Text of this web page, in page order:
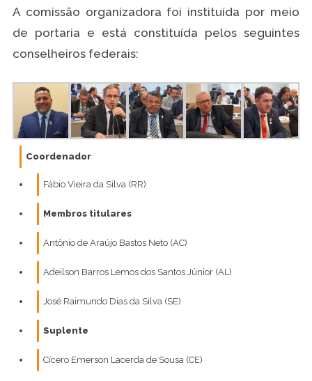
A comissão organizadora foi instituída por meio
de portaria e está constituída pelos seguintes
conselheiros federais:
Coordenador
Fábio Vieira da Silva (RR)
Membros titulares
Antônio de Araújo Bastos Neto (AC)
Adeilson Barros Lemos dos Santos Júnior (AL)
José Raimundo Dias da Silva (SE)
Suplente
Cícero Emerson Lacerda de Sousa (CE)